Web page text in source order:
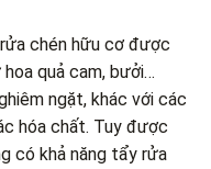
chén hữu cơ được
quả cam, bưởi…
ngặt, khác với các
hóa chất. Tuy được
có khả năng tẩy rửa